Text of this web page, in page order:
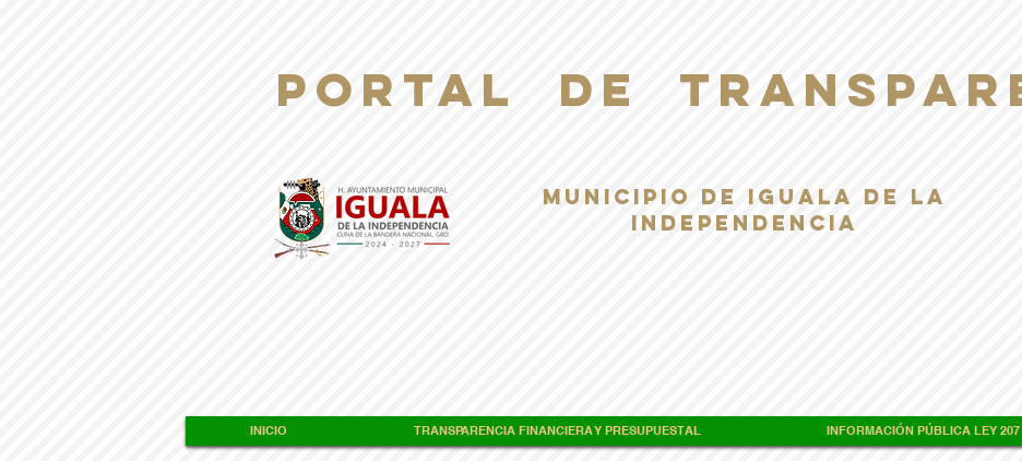
PORTAL DE
Municipio de Iguala de la
Independencia
INICIO TRANSPARENCIA FINANCIERA Y PRESUPUESTAL INFORMACIÓN PÚBLICA LEY 207